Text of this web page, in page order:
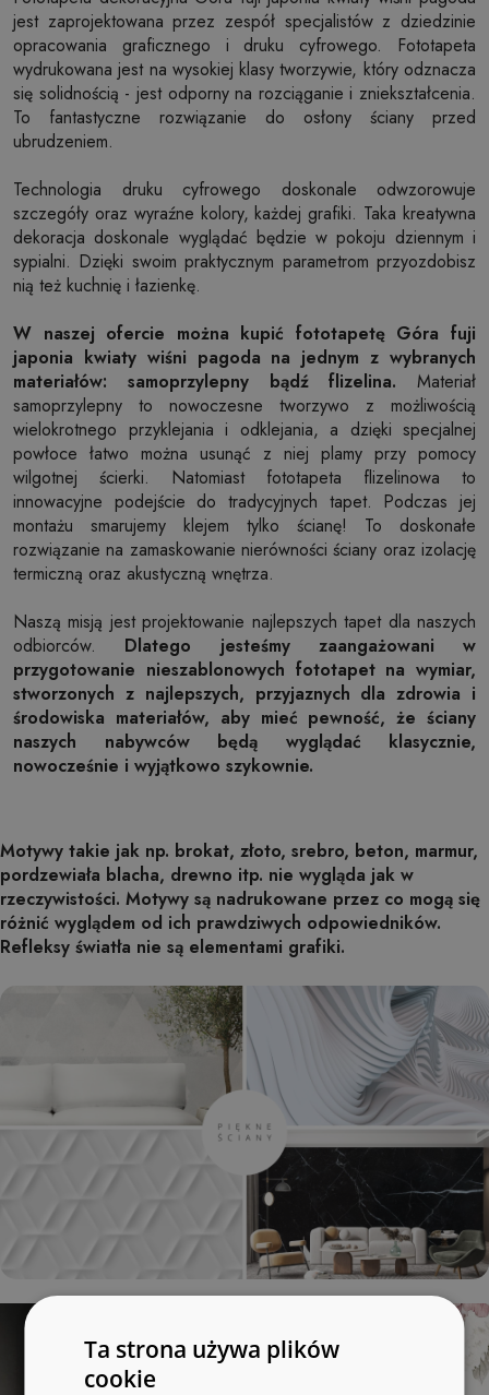
jest zaprojektowana przez zespół specjalistów z dziedzinie
opracowania graficznego i druku cyfrowego. Fototapeta
wydrukowana jest na wysokiej klasy tworzywie, który odznacza
się solidnością - jest odporny na rozciąganie i zniekształcenia.
To fantastyczne rozwiązanie do osłony ściany przed
ubrudzeniem.
Technologia druku cyfrowego doskonale odwzorowuje
szczegóły oraz wyraźne kolory, każdej grafiki. Taka kreatywna
dekoracja doskonale wyglądać będzie w pokoju dziennym i
sypialni. Dzięki swoim praktycznym parametrom przyozdobisz
nią też kuchnię i łazienkę.
W naszej ofercie można kupić fototapetę Góra fuji
japonia kwiaty wiśni pagoda na jednym z wybranych
materiałów: samoprzylepny bądź flizelina. Materiał
samoprzylepny to nowoczesne tworzywo z możliwością
wielokrotnego przyklejania i odklejania, a dzięki specjalnej
powłoce łatwo można usunąć z niej plamy przy pomocy
wilgotnej ścierki. Natomiast fototapeta flizelinowa to
innowacyjne podejście do tradycyjnych tapet. Podczas jej
montażu smarujemy klejem tylko ścianę! To doskonałe
rozwiązanie na zamaskowanie nierówności ściany oraz izolację
termiczną oraz akustyczną wnętrza.
Naszą misją jest projektowanie najlepszych tapet dla naszych
odbiorców. Dlatego jesteśmy zaangażowani w
przygotowanie nieszablonowych fototapet na wymiar,
stworzonych z najlepszych, przyjaznych dla zdrowia i
środowiska materiałów, aby mieć pewność, że ściany
naszych nabywców będą wyglądać klasycznie,
nowocześnie i wyjątkowo szykownie.
Motywy takie jak np. brokat, złoto, srebro, beton, marmur,
pordzewiała blacha, drewno itp. nie wygląda jak w
rzeczywistości. Motywy są nadrukowane przez co mogą się
różnić wyglądem od ich prawdziwych odpowiedników.
Refleksy światła nie są elementami grafiki.
Ta strona używa plików
cookie